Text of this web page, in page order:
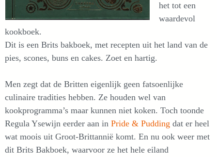
het tot een
waardevol
kookboek.
Dit is een Brits bakboek, met recepten uit het land van de
pies, scones, buns en cakes. Zoet en hartig.
Men zegt dat de Britten eigenlijk geen fatsoenlijke
culinaire tradities hebben. Ze houden wel van
kookprogramma’s maar kunnen niet koken. Toch toonde
Regula Ysewijn eerder aan in Pride & Pudding dat er heel
wat moois uit Groot-Brittannië komt. En nu ook weer met
dit Brits Bakboek, waarvoor ze het hele eiland